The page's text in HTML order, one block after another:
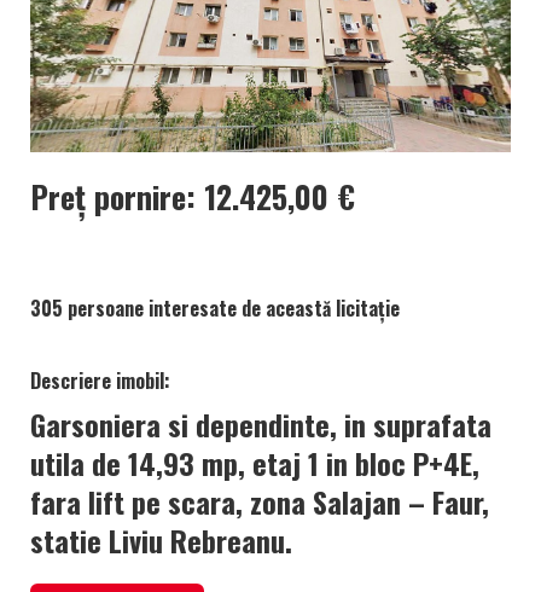
Preț pornire: 12.425,00 €
305 persoane interesate de această licitație
Descriere imobil:
Garsoniera si dependinte, in suprafata
utila de 14,93 mp, etaj 1 in bloc P+4E,
fara lift pe scara, zona Salajan – Faur,
statie Liviu Rebreanu.